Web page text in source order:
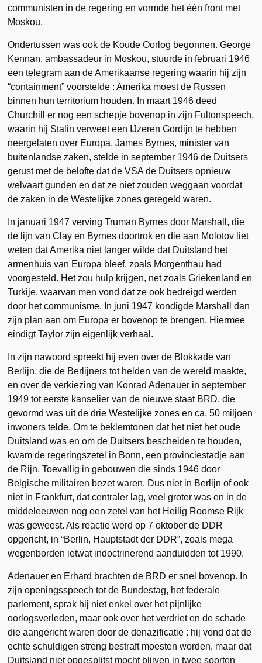
communisten in de regering en vormde het één front met
Moskou.
Ondertussen was ook de Koude Oorlog begonnen. George
Kennan, ambassadeur in Moskou, stuurde in februari 1946
een telegram aan de Amerikaanse regering waarin hij zijn
“containment” voorstelde : Amerika moest de Russen
binnen hun territorium houden. In maart 1946 deed
Churchill er nog een schepje bovenop in zijn Fultonspeech,
waarin hij Stalin verweet een IJzeren Gordijn te hebben
neergelaten over Europa. James Byrnes, minister van
buitenlandse zaken, stelde in september 1946 de Duitsers
gerust met de belofte dat de VSA de Duitsers opnieuw
welvaart gunden en dat ze niet zouden weggaan voordat
de zaken in de Westelijke zones geregeld waren.
In januari 1947 verving Truman Byrnes door Marshall, die
de lijn van Clay en Byrnes doortrok en die aan Molotov liet
weten dat Amerika niet langer wilde dat Duitsland het
armenhuis van Europa bleef, zoals Morgenthau had
voorgesteld. Het zou hulp krijgen, net zoals Griekenland en
Turkije, waarvan men vond dat ze ook bedreigd werden
door het communisme. In juni 1947 kondigde Marshall dan
zijn plan aan om Europa er bovenop te brengen. Hiermee
eindigt Taylor zijn eigenlijk verhaal.
In zijn nawoord spreekt hij even over de Blokkade van
Berlijn, die de Berlijners tot helden van de wereld maakte,
en over de verkiezing van Konrad Adenauer in september
1949 tot eerste kanselier van de nieuwe staat BRD, die
gevormd was uit de drie Westelijke zones en ca. 50 miljoen
inwoners telde. Om te beklemtonen dat het niet het oude
Duitsland was en om de Duitsers bescheiden te houden,
kwam de regeringszetel in Bonn, een provinciestadje aan
de Rijn. Toevallig in gebouwen die sinds 1946 door
Belgische militairen bezet waren. Dus niet in Berlijn of ook
niet in Frankfurt, dat centraler lag, veel groter was en in de
middeleeuwen nog een zetel van het Heilig Roomse Rijk
was geweest. Als reactie werd op 7 oktober de DDR
opgericht, in “Berlin, Hauptstadt der DDR”, zoals mega
wegenborden ietwat indoctrinerend aanduidden tot 1990.
Adenauer en Erhard brachten de BRD er snel bovenop. In
zijn openingsspeech tot de Bundestag, het federale
parlement, sprak hij niet enkel over het pijnlijke
oorlogsverleden, maar ook over het verdriet en de schade
die aangericht waren door de denazificatie : hij vond dat de
echte schuldigen streng bestraft moesten worden, maar dat
Duitsland niet opgesplitst mocht blijven in twee soorten